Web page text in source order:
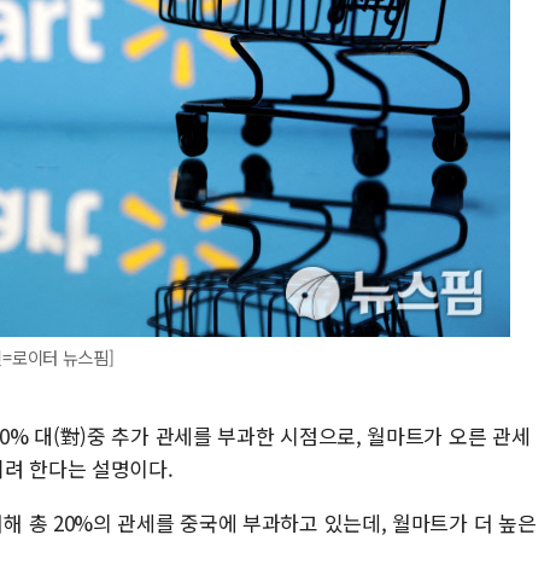
로이터 뉴스핌]
대(對)중 추가 관세를 부과한 시점으로, 월마트가 오른 관세
한다는 설명이다.
총 20%의 관세를 중국에 부과하고 있는데, 월마트가 더 높은